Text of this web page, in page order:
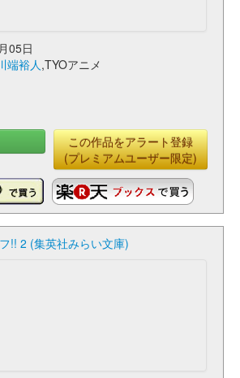
05日
端裕人,TYOアニメ
この作品をアラート登録
(プレミアムユーザー限定)
!! 2 (集英社みらい文庫)